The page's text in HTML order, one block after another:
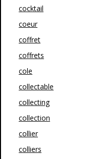
cocktail
coeur
coffret
coffrets
cole
collectable
collecting
collection
collier
colliers